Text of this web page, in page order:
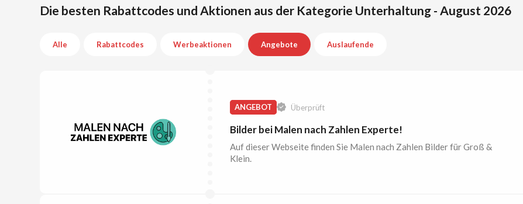
Die besten Rabattcodes und Aktionen aus der Kategorie Unterhaltung - August 2026
Alle Rabattcodes Werbeaktionen Angebote Auslaufende
ANGEBOT Überprüft
Bilder bei Malen nach Zahlen Experte!
Auf dieser Webseite finden Sie Malen nach Zahlen Bilder für Groß &
Klein.